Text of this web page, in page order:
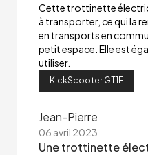
Cette trottinette
à transporter, ce qui la
en transports en
petit espace. Elle est
utiliser.
KickScooter GT1E
Jean-Pierre
06 avril 2023
Une trottinette